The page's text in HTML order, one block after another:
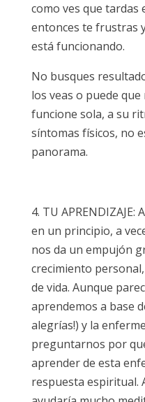
como ves que tardas
entonces te frustras
está funcionando.
No busques
los veas o puede
funcione sola, a su
síntomas físicos, no
panorama.
4. TU
en un principio, a
nos da un empujón
crecimiento
de vida. Aunque
aprendemos a base
alegrías!) y la
preguntarnos por
aprender de esta
respuesta espiritual.